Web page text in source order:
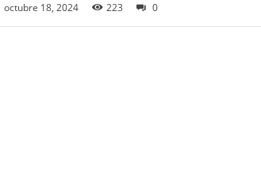
octubre 18, 2024 223 0